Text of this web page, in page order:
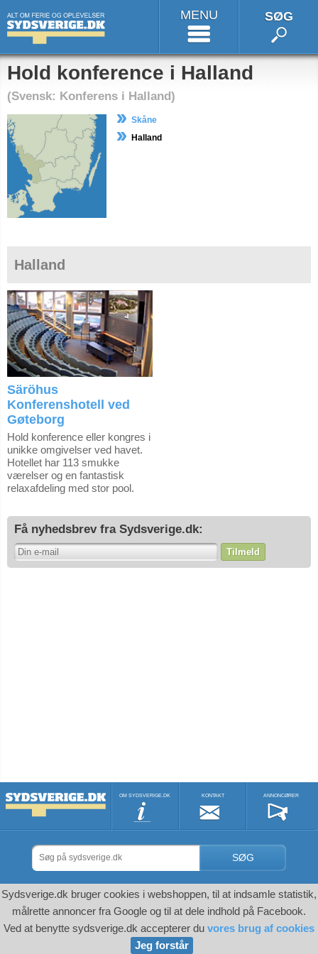
MENU SØG
Hold konference i Halland
(Svensk: Konferens i Halland)
Skåne
Halland
Halland
Säröhus
Konferenshotell ved
Gøteborg
Hold konference eller kongres i
unikke omgivelser ved havet.
Hotellet har 113 smukke
værelser og en fantastisk
relaxafdeling med stor pool.
Få nyhedsbrev fra Sydsverige.dk:
Tilmeld
OM SYDSVERIGE.DK KONTAKT ANNONCØRER
SØG
Sydsverige.dk bruger cookies i webshoppen, til at indsamle statistik,
målrette annoncer fra Google og til at dele indhold på Facebook.
Ved at benytte sydsverige.dk accepterer du vores brug af cookies
Jeg forstår